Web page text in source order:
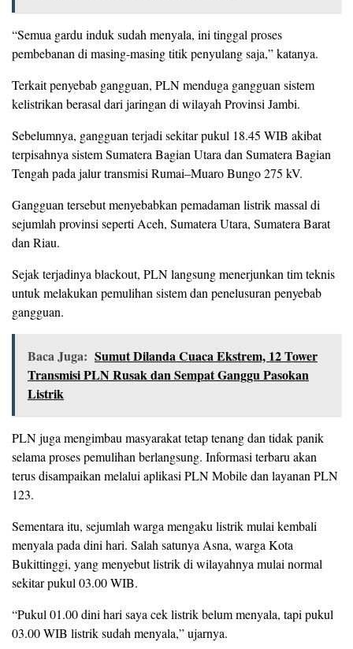
“Semua gardu induk sudah menyala, ini tinggal proses
pembebanan di masing-masing titik penyulang saja,” katanya.
Terkait penyebab gangguan, PLN menduga gangguan sistem
kelistrikan berasal dari jaringan di wilayah Provinsi Jambi.
Sebelumnya, gangguan terjadi sekitar pukul 18.45 WIB akibat
terpisahnya sistem Sumatera Bagian Utara dan Sumatera Bagian
Tengah pada jalur transmisi Rumai–Muaro Bungo 275 kV.
Gangguan tersebut menyebabkan pemadaman listrik massal di
sejumlah provinsi seperti Aceh, Sumatera Utara, Sumatera Barat
dan Riau.
Sejak terjadinya blackout, PLN langsung menerjunkan tim teknis
untuk melakukan pemulihan sistem dan penelusuran penyebab
gangguan.
Baca Juga: Sumut Dilanda Cuaca Ekstrem, 12 Tower
Transmisi PLN Rusak dan Sempat Ganggu Pasokan
Listrik
PLN juga mengimbau masyarakat tetap tenang dan tidak panik
selama proses pemulihan berlangsung. Informasi terbaru akan
terus disampaikan melalui aplikasi PLN Mobile dan layanan PLN
123.
Sementara itu, sejumlah warga mengaku listrik mulai kembali
menyala pada dini hari. Salah satunya Asna, warga Kota
Bukittinggi, yang menyebut listrik di wilayahnya mulai normal
sekitar pukul 03.00 WIB.
“Pukul 01.00 dini hari saya cek listrik belum menyala, tapi pukul
03.00 WIB listrik sudah menyala,” ujarnya.